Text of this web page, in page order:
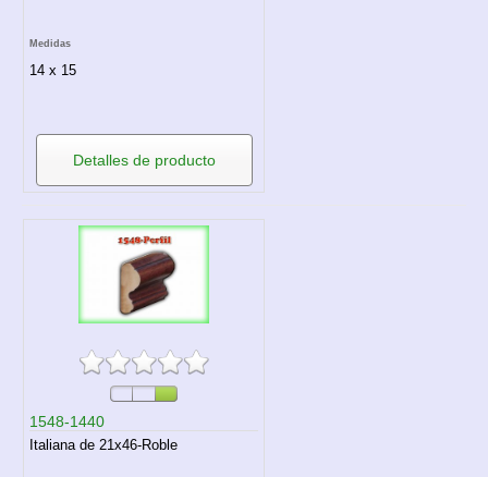
Medidas
14 x 15
Detalles de producto
1548-1440
Italiana de 21x46-Roble